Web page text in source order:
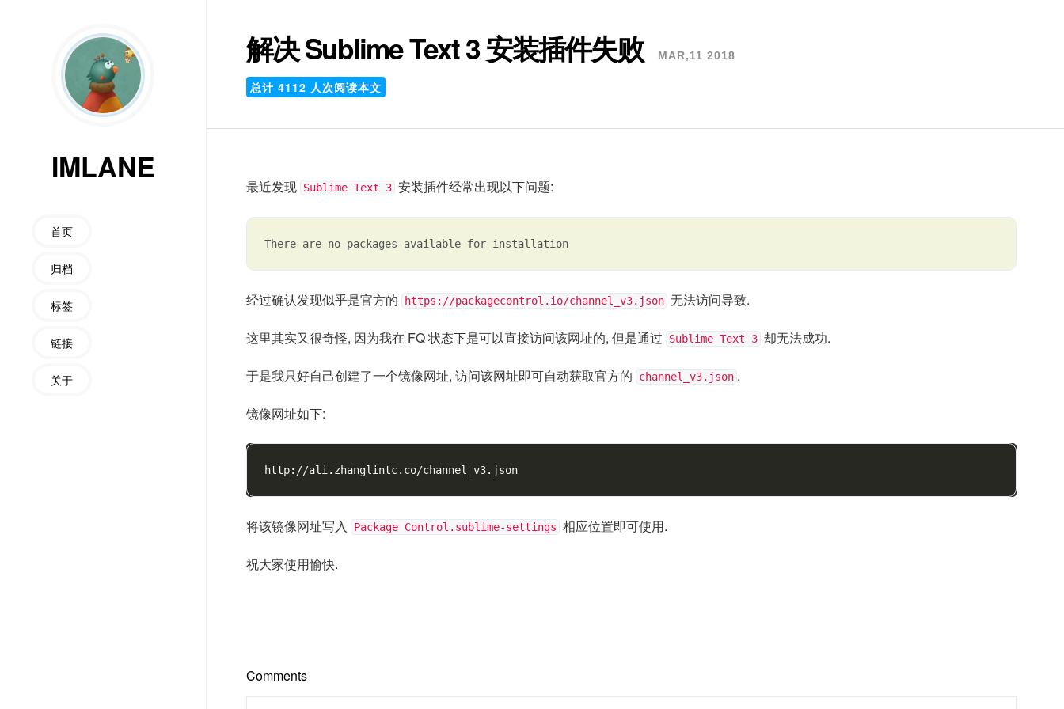
IMLANE
首页
归档
标签
链接
关于
解决 Sublime Text 3 安装插件失败 MAR,11 2018
总计 4112 人次阅读本文
最近发现 Sublime Text 3 安装插件经常出现以下问题:
There are no packages available for installation
经过确认发现似乎是官方的 https://packagecontrol.io/channel_v3.json 无法访问导致.
这里其实又很奇怪, 因为我在 FQ 状态下是可以直接访问该网址的, 但是通过 Sublime Text 3 却无法成功.
于是我只好自己创建了一个镜像网址, 访问该网址即可自动获取官方的 channel_v3.json .
镜像网址如下:
将该镜像网址写入 Package Control.sublime-settings 相应位置即可使用.
祝大家使用愉快.
Comments